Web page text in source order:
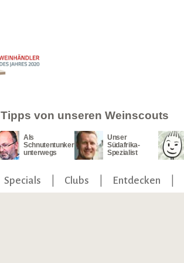
Tipps von unseren Weinscouts
Als
Schnutentunker
unterwegs
Unser
Südafrika-
Spezialist
Specials Clubs Entdecken